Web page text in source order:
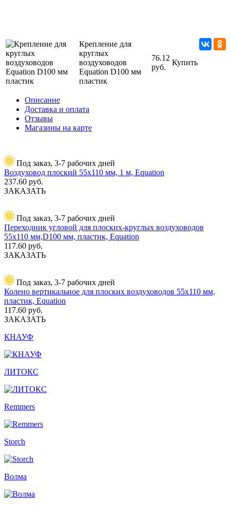
Крепление для
круглых
воздуховодов
Equation D100 мм
пластик
76.12
руб.
Купить
Описание
Доставка и оплата
Отзывы
Магазины на карте
Под заказ, 3-7 рабочих дней
Воздуховод плоский 55х110 мм, 1 м, Equation
237.60 руб.
ЗАКАЗАТЬ
Под заказ, 3-7 рабочих дней
Переходник угловой для плоских-круглых воздуховодов
55х110 мм,D100 мм, пластик, Equation
117.60 руб.
ЗАКАЗАТЬ
Под заказ, 3-7 рабочих дней
Колено вертикальное для плоских воздуховодов 55х110 мм,
пластик, Equation
117.60 руб.
ЗАКАЗАТЬ
КНАУФ
ЛИТОКС
Remmers
Storch
Волма